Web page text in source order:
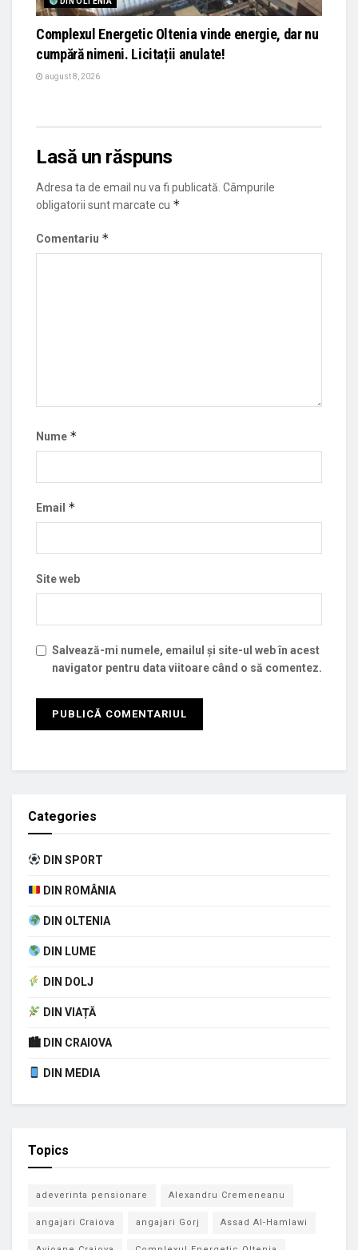
Complexul Energetic Oltenia vinde energie, dar nu
cumpără nimeni. Licitații anulate!
august 8, 2026
Lasă un răspuns
Adresa ta de email nu va fi publicată. Câmpurile
obligatorii sunt marcate cu *
Comentariu *
Nume *
Email *
Site web
Salvează-mi numele, emailul și site-ul web în acest
navigator pentru data viitoare când o să comentez.
Categories
DIN SPORT
DIN ROMÂNIA
DIN OLTENIA
DIN LUME
DIN DOLJ
DIN VIAȚĂ
🏙 DIN CRAIOVA
DIN MEDIA
Topics
adeverinta pensionare Alexandru Cremeneanu
angajari Craiova angajari Gorj Assad Al-Hamlawi